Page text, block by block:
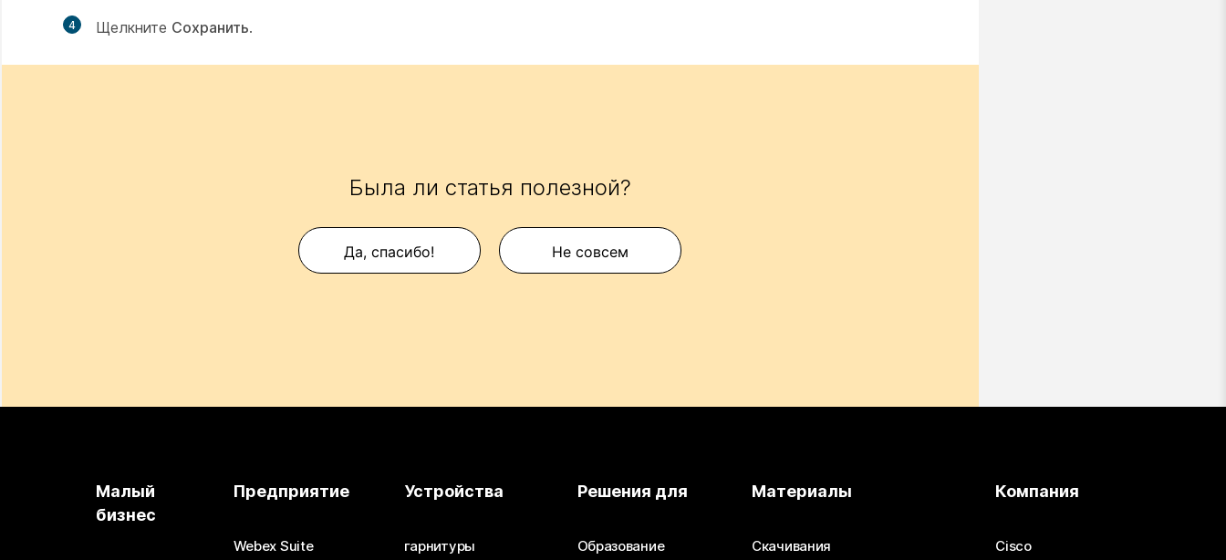
4 Щелкните Сохранить.
Была ли статья полезной?
Да, спасибо! Не совсем
Малый
бизнес
Предприятие
Webex Suite
Устройства
гарнитуры
Решения для
Образование
Материалы
Скачивания
Компания
Cisco